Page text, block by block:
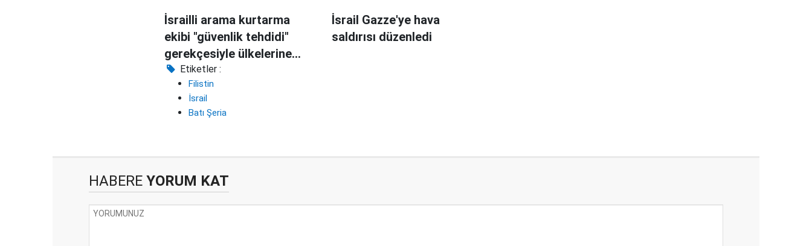
İsrailli arama kurtarma
ekibi "güvenlik tehdidi"
gerekçesiyle ülkelerine
geri döndü
İsrail Gazze'ye hava
saldırısı düzenledi
Etiketler :
Filistin
İsrail
Batı Şeria
HABERE YORUM KAT